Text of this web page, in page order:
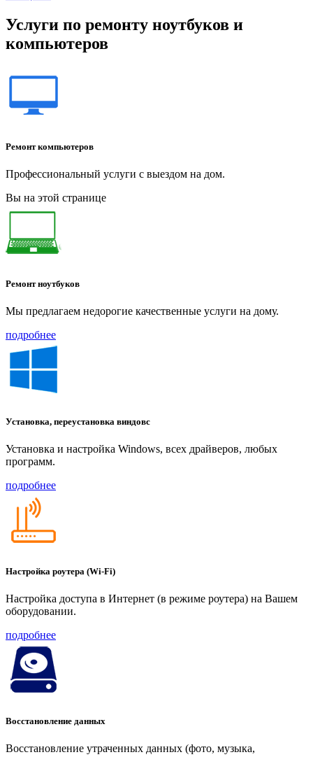
Услуги по ремонту ноутбуков и
компьютеров
Ремонт компьютеров
Профессиональный услуги с выездом на дом.
Вы на этой странице
Ремонт ноутбуков
Мы предлагаем недорогие качественные услуги на дому.
подробнее
Установка, переустановка виндовс
Установка и настройка Windows, всех драйверов, любых
программ.
подробнее
Настройка роутера (Wi-Fi)
Настройка доступа в Интернет (в режиме роутера) на Вашем
оборудовании.
подробнее
Восстановление данных
Восстановление утраченных данных (фото, музыка,